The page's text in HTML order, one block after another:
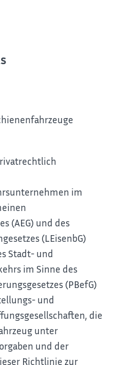
im
(AEG) und des
(LEisenbG)
Stadt- und
im Sinne des
(PBefG)
und
die
unter
und der
Richtlinie zur